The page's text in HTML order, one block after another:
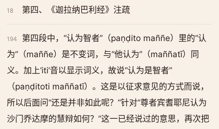
18 第四、《迦拉纳巴利经》注疏
194
第四段中，“认为智者”（paṇḍito maññe）里的“认
为”（maññe）是不变词，与“他认为”（maññatī）同
义。加上‘iti’音以显示词义，故说“认为是智者”
（paṇḍitoti maññatī）。这是以征求意见的方式而说，
所以后面问“还是并非如此呢？”针对“尊者宾耆耶尼认为
沙门乔达摩的慧辩如何？”这一已经说过的意思，再次把